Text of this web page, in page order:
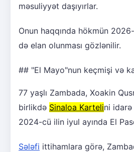
məsuliyyət daşıyırlar.
Onun haqqında hökmün
də elan olunması gözlənilir.
## "El Mayo"nun keçmişi və
77 yaşlı Zambada, Xoakin
birlikdə Sinaloa Kartelini
2024-cü ilin iyul ayında El
Sələfi ittihamlara görə,